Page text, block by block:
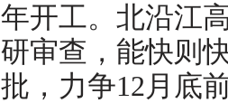
年开工。北沿江
研审查，能快则
批，力争12月底